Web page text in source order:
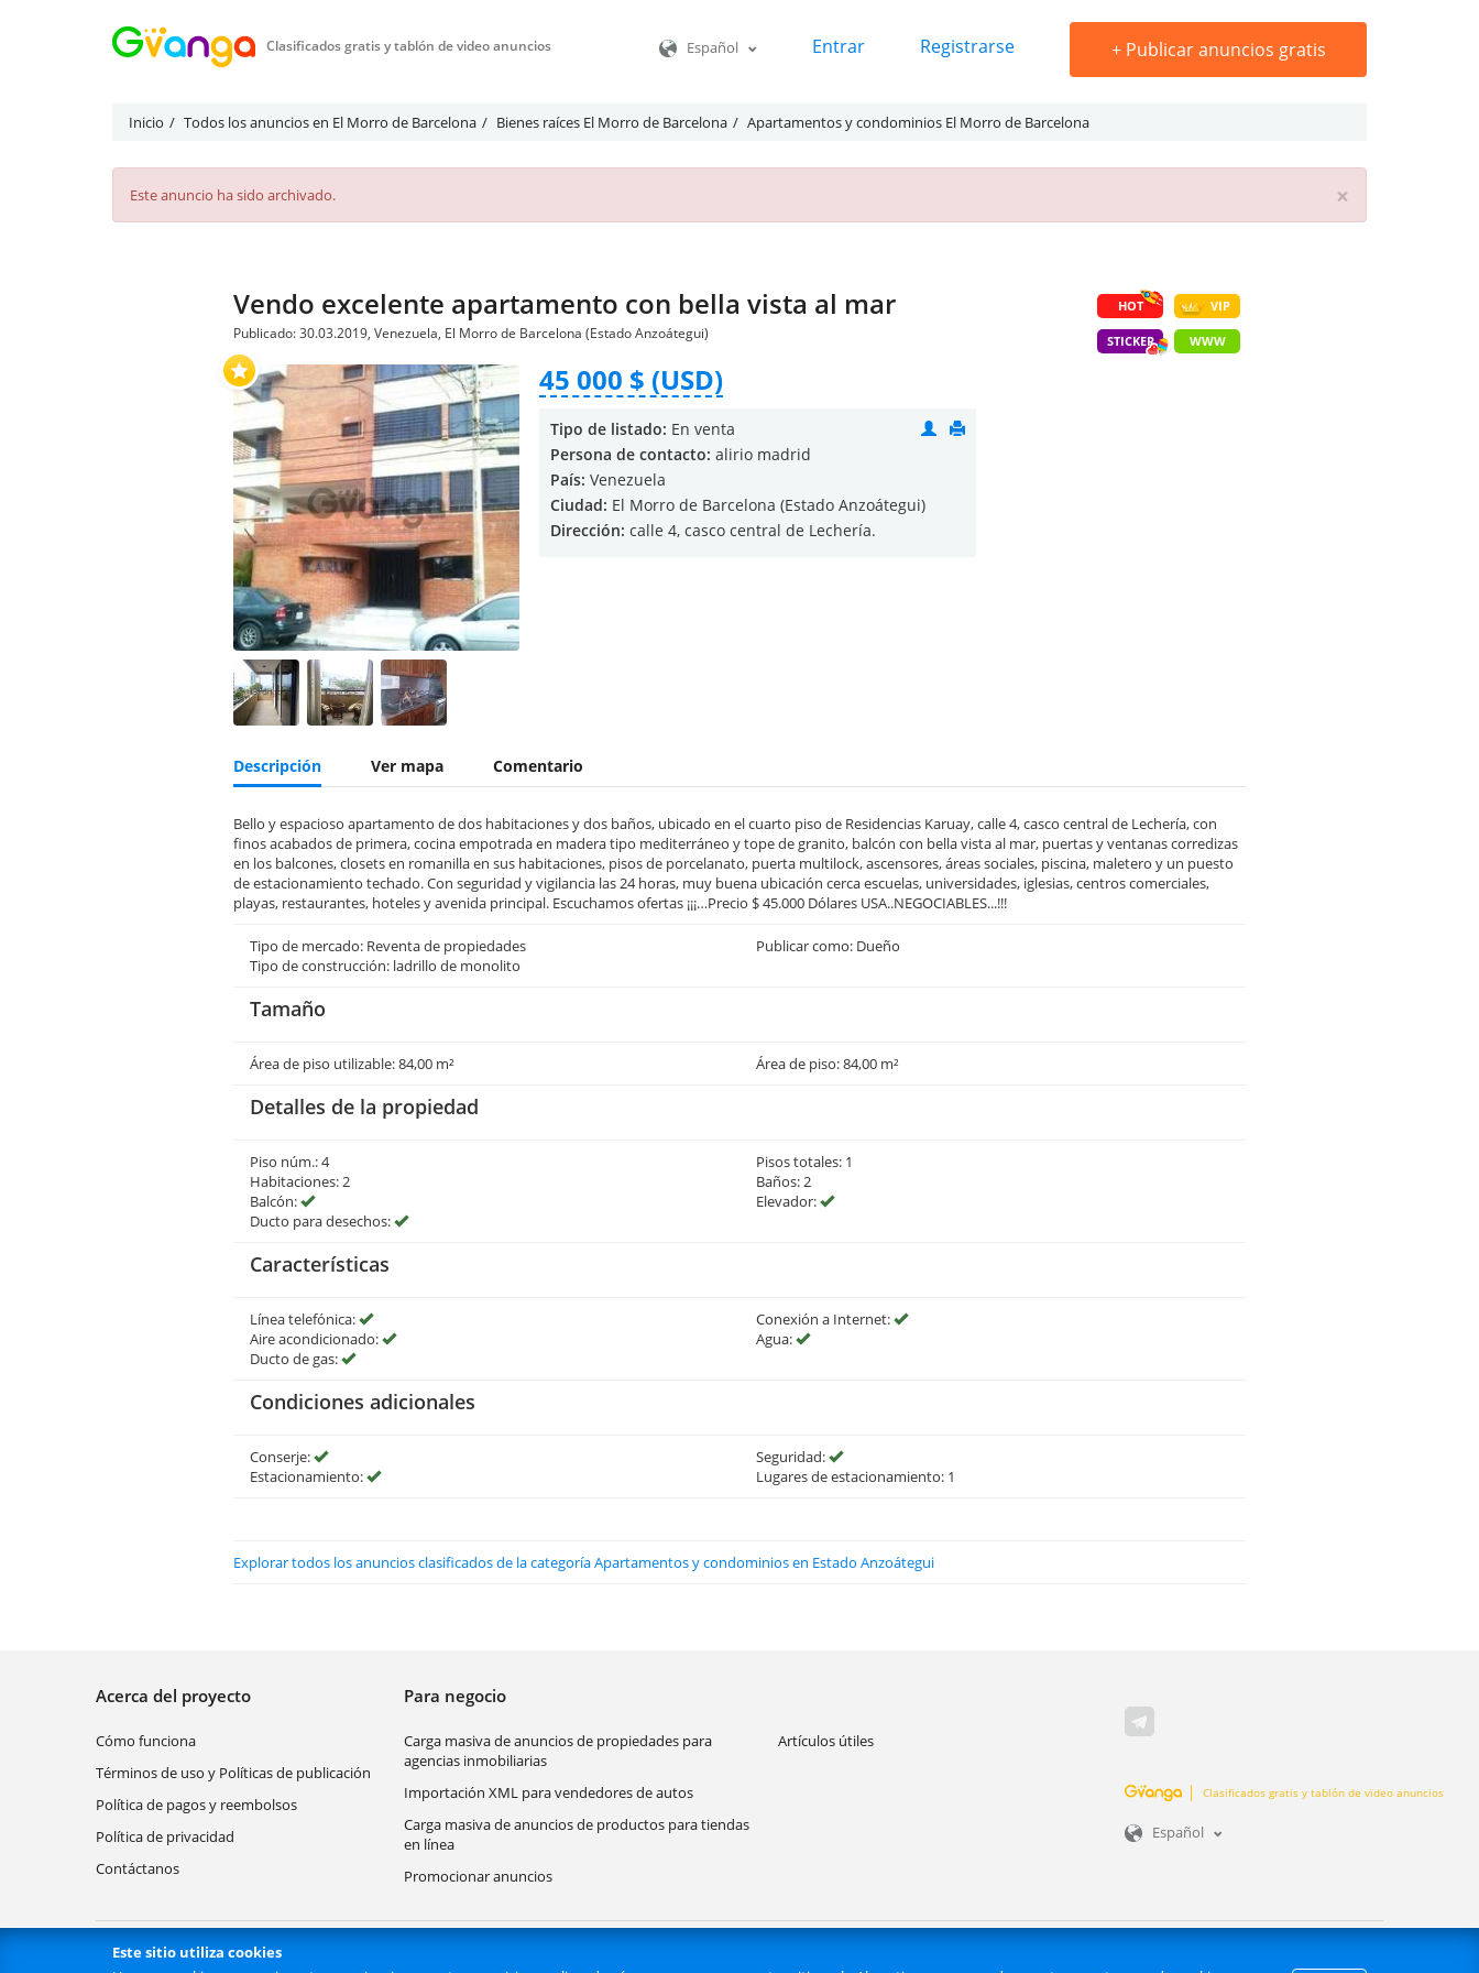
Clasificados gratis y tablón de video anuncios Español Entrar Registrarse +Publicar anuncios gratis
Inicio Todos los anuncios en El Morro de Barcelona Bienes raíces El Morro de Barcelona Apartamentos y condominios El Morro de Barcelona
×
Este anuncio ha sido archivado.
HOT VIP
STICKER WWW
Vendo excelente apartamento con bella vista al mar
Publicado: 30.03.2019, Venezuela, El Morro de Barcelona (Estado Anzoátegui)
45 000 $ (USD)
Tipo de listado: En venta
Persona de contacto: alirio madrid
País: Venezuela
Ciudad: El Morro de Barcelona (Estado Anzoátegui)
Dirección: calle 4, casco central de Lechería.
Descripción Ver mapa Comentario
Bello y espacioso apartamento de dos habitaciones y dos baños, ubicado en el cuarto piso de Residencias Karuay, calle 4, casco central de Lechería, con
finos acabados de primera, cocina empotrada en madera tipo mediterráneo y tope de granito, balcón con bella vista al mar, puertas y ventanas corredizas
en los balcones, closets en romanilla en sus habitaciones, pisos de porcelanato, puerta multilock, ascensores, áreas sociales, piscina, maletero y un puesto
de estacionamiento techado. Con seguridad y vigilancia las 24 horas, muy buena ubicación cerca escuelas, universidades, iglesias, centros comerciales,
playas, restaurantes, hoteles y avenida principal. Escuchamos ofertas ¡¡¡…Precio $ 45.000 Dólares USA..NEGOCIABLES...!!!
Tipo de mercado: Reventa de propiedades
Publicar como: Dueño
Tipo de construcción: ladrillo de monolito
Tamaño
Área de piso utilizable: 84,00 m² Área de piso: 84,00 m²
Detalles de la propiedad
Piso núm.: 4
Pisos totales: 1
Habitaciones: 2
Baños: 2
Balcón:
Elevador:
Ducto para desechos:
Características
Línea telefónica:
Conexión a Internet:
Aire acondicionado:
Agua:
Ducto de gas:
Condiciones adicionales
Conserje:
Seguridad:
Estacionamiento:
Lugares de estacionamiento: 1
Explorar todos los anuncios clasificados de la categoría Apartamentos y condominios en Estado Anzoátegui
Este sitio utiliza cookies
Acerca del proyecto
Cómo funciona
Términos de uso y Políticas de publicación
Política de pagos y reembolsos
Política de privacidad
Contáctanos
Para negocio
Carga masiva de anuncios de propiedades para
agencias inmobiliarias
Importación XML para vendedores de autos
Carga masiva de anuncios de productos para tiendas
en línea
Promocionar anuncios
Artículos útiles
Clasificados gratis y tablón de video anuncios
Español
Búsquedas populares Categorías más populares